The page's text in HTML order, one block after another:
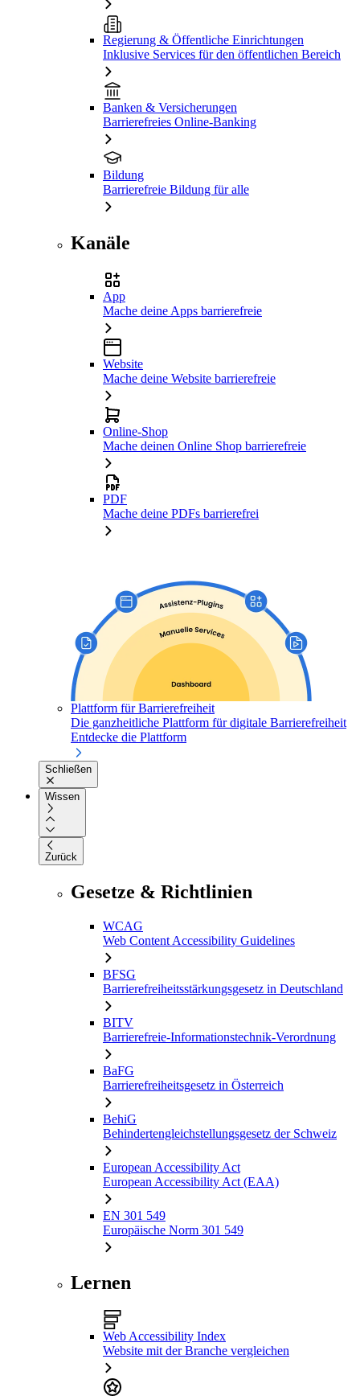
Regierung & Öffentliche Einrichtungen
Inklusive Services für den öffentlichen Bereich
Banken & Versicherungen
Barrierefreies Online-Banking
Bildung
Barrierefreie Bildung für alle
Kanäle
App
Mache deine Apps barrierefreie
Website
Mache deine Website barrierefreie
Online-Shop
Mache deinen Online Shop barrierefreie
PDF
Mache deine PDFs barrierefrei
Plattform für Barrierefreiheit
Die ganzheitliche Plattform für digitale Barrierefreiheit
Entdecke die Plattform
Schließen
Wissen
Zurück
Gesetze & Richtlinien
WCAG
Web Content Accessibility Guidelines
BFSG
Barrierefreiheitsstärkungsgesetz in Deutschland
BITV
Barrierefreie-Informationstechnik-Verordnung
BaFG
Barrierefreiheitsgesetz in Österreich
BehiG
Behindertengleichstellungsgesetz der Schweiz
European Accessibility Act
European Accessibility Act (EAA)
EN 301 549
Europäische Norm 301 549
Lernen
Web Accessibility Index
Website mit der Branche vergleichen